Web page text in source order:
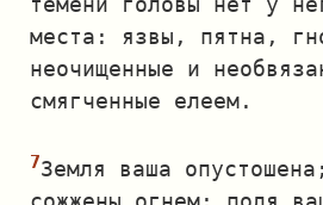
места: язвы, пятна,
неочищенные и
смягченные елеем.
Земля ваша